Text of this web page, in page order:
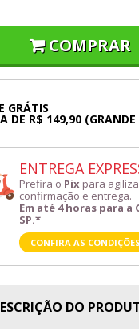
COMPRAR
GRÁTIS
DE R$ 149,90
ENTREGA
Prefira o Pix para
confirmação e entrega.
Em até 4 horas para a
SP.*
CONFIRA AS CONDIÇÕES
DO